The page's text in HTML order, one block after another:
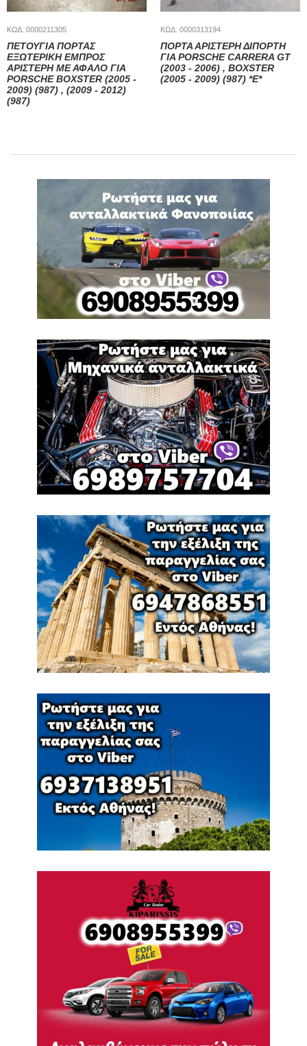
ΚΩΔ. 0000211305
ΠΕΤΟΥΓΙΑ ΠΟΡΤΑΣ
ΕΞΩΤΕΡΙΚΗ ΕΜΠΡΟΣ
ΑΡΙΣΤΕΡΗ ΜΕ ΑΦΑΛΟ ΓΙΑ
PORSCHE BOXSTER (2005 -
2009) (987) , (2009 - 2012)
(987)
ΚΩΔ. 0000313194
ΠΟΡΤΑ ΑΡΙΣΤΕΡΗ ΔΙΠΟΡΤΗ
ΓΙΑ PORSCHE CARRERA GT
(2003 - 2006) , BOXSTER
(2005 - 2009) (987) *Ε*